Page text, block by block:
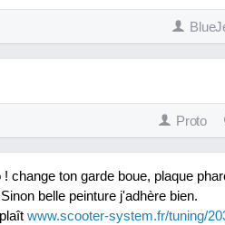
Proto
change ton garde boue, plaque
belle peinture j'adhère bien.
www.scooter-system.fr/tuning/